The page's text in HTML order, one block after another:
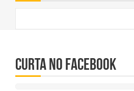
CURTA NO FACEBOOK